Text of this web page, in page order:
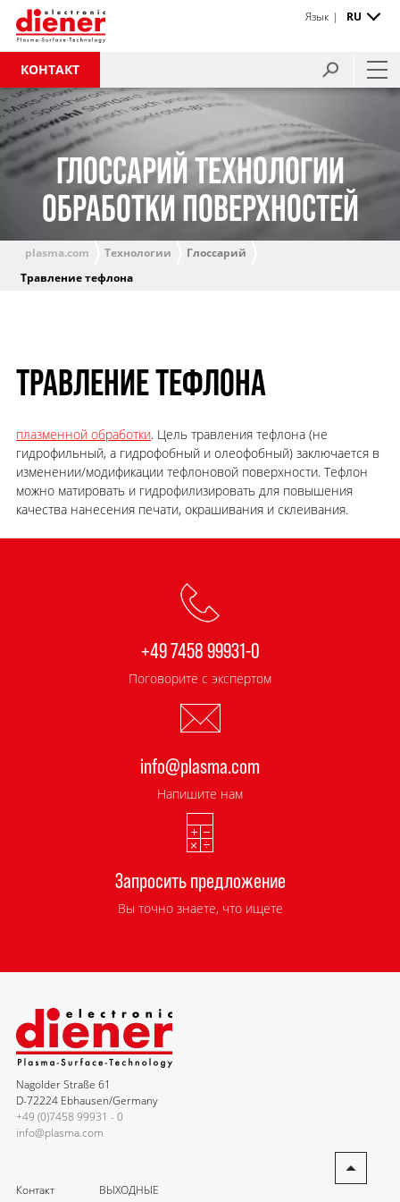
КОНТАКТ
Язык | RU
ГЛОССАРИЙ ТЕХНОЛОГИИ
ОБРАБОТКИ ПОВЕРХНОСТЕЙ
plasma.com Технологии
Глоссарий
Травление тефлона
ТРАВЛЕНИЕ ТЕФЛОНА
плазменной обработки. Цель травления тефлона (не
гидрофильный, а гидрофобный и олеофобный) заключается в
изменении/модификации тефлоновой поверхности. Тефлон
можно матировать и гидрофилизировать для повышения
качества нанесения печати, окрашивания и склеивания.
+49 7458 99931-0
Поговорите с экспертом
info@plasma.com
Напишите нам
Запросить предложение
Вы точно знаете, что ищете
Nagolder Straße 61
D-72224 Ebhausen/Germany
+49 (0)7458 99931 - 0
info@plasma.com
Контакт
ВЫХОДНЫЕ